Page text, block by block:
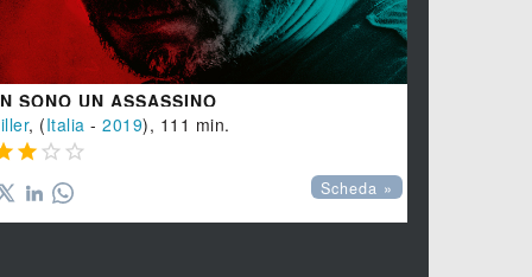
SONO UN ASSASSINO
, (Italia - 2019), 111 min.
  
Scheda »